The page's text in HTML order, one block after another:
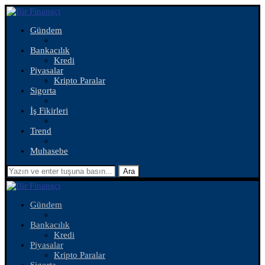
Gündem
Bankacılık
Kredi
Piyasalar
Kripto Paralar
Sigorta
İş Fikirleri
Trend
Muhasebe
Ara
Gündem
Bankacılık
Kredi
Piyasalar
Kripto Paralar